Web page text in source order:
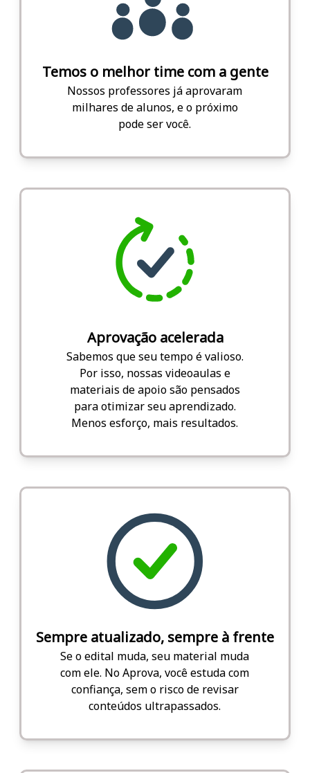
Temos o melhor time com a gente
Nossos professores já aprovaram
milhares de alunos, e o próximo
pode ser você.
Aprovação acelerada
Sabemos que seu tempo é valioso.
Por isso, nossas videoaulas e
materiais de apoio são pensados
para otimizar seu aprendizado.
Menos esforço, mais resultados.
Sempre atualizado, sempre à frente
Se o edital muda, seu material muda
com ele. No Aprova, você estuda com
confiança, sem o risco de revisar
conteúdos ultrapassados.